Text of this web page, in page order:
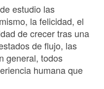
estudio las
la felicidad, el
de crecer tras una
de flujo, las
general, todos
humana que